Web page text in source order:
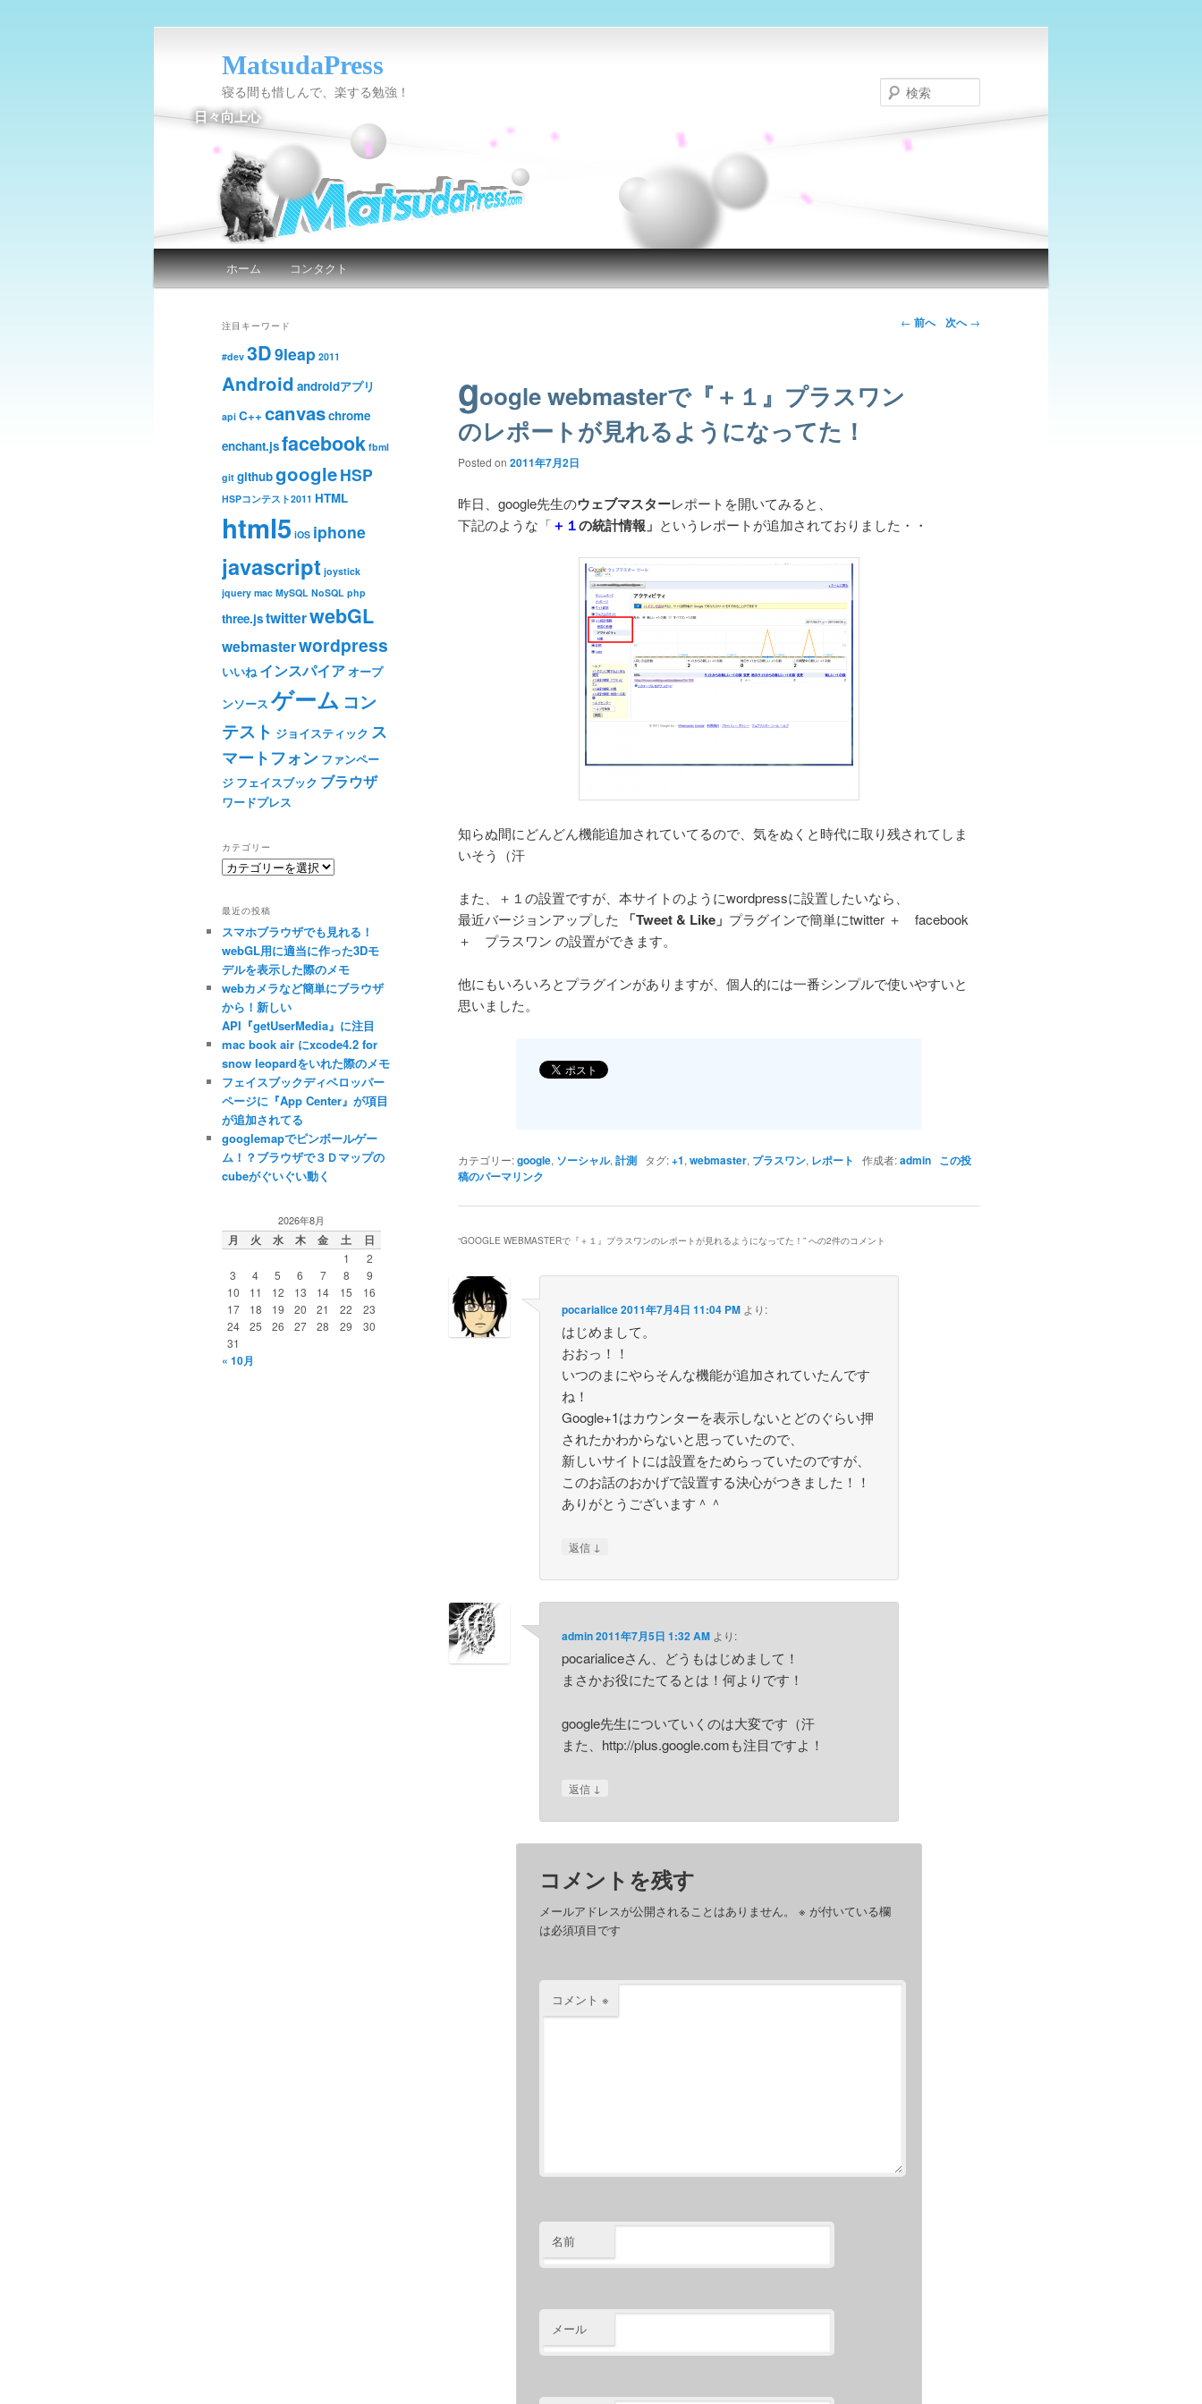
MatsudaPress
寝る間も惜しんで、楽する勉強！
日々向上心
メインメニュー
メインコンテンツへ移動
サブコンテンツへ移動
ホーム コンタクト
← 前へ 次へ→
google webmasterで『＋１』プラスワン
のレポートが見れるようになってた！
Posted on 2011年7月2日
昨日、google先生のウェブマスターレポートを開いてみると、
下記のような「＋１の統計情報」 というレポートが追加されておりました・・
知らぬ間にどんどん機能追加されていてるので、気をぬくと時代に取り残されてしま
いそう（汗
また、＋１の設置ですが、本サイトのようにwordpressに設置したいなら、
最近バージョンアップした
「Tweet & Like」 プラグインで簡単にtwitter ＋ facebook
＋ プラスワン の設置ができます。
他にもいろいろとプラグインがありますが、個人的には一番シンプルで使いやすいと
思いました。
カテゴリー:google, ソーシャル, 計測 タグ:+1, webmaster, プラスワン, レポート 作成者:admin この投
稿のパーマリンク
“GOOGLE WEBMASTERで『＋１』プラスワンのレポートが見れるようになってた！ ” への2件のコメント
pocarialice2011年7月4日 11:04 PM より:
はじめまして。
おおっ！！
いつのまにやらそんな機能が追加されていたんです
ね！
Google+1はカウンターを表示しないとどのぐらい押
されたかわからないと思っていたので、
新しいサイトには設置をためらっていたのですが、
このお話のおかげで設置する決心がつきました！！
ありがとうございます＾＾
返信 ↓
admin2011年7月5日 1:32 AM より:
pocarialiceさん、どうもはじめまして！
まさかお役にたてるとは！何よりです！
google先生についていくのは大変です（汗
また、http://plus.google.comも注目ですよ！
返信 ↓
コメントを残す
メールアドレスが公開されることはありません。 ※ が付いている欄
は必須項目です
コメント ※
名前
メール
注目キーワード
#dev 3D9leap 2011
Android androidアプリ
api C++ canvaschrome
enchant.jsfacebook fbml
git githubgoogleHSP
HSPコンテスト2011 HTML
html5 iOS iphone
javascript joystick
jquery mac MySQL NoSQL php
three.jstwitterwebGL
webmasterwordpress
いいね インスパイアオープ
ンソース ゲーム コン
テスト ジョイスティック ス
マートフォン ファンペー
ジ フェイスブック ブラウザ
ワードプレス
カテゴリー
カ
リ
ー
最近の投稿
スマホブラウザでも見れる！
webGL用に適当に作った3Dモ
デルを表示した際のメモ
webカメラなど簡単にブラウザ
から！新しい
API『getUserMedia』に注目
mac book air にxcode4.2 for
snow leopardをいれた際のメモ
フェイスブックディベロッパー
ページに『App Center』が項目
が追加されてる
googlemapでピンボールゲー
ム！？ブラウザで３Ｄマップの
cubeがぐいぐい動く
2026年8月
月 火 水 木 金 土 日
1
2
3
4 5 6 7 8
9
10
11 12 13 14 15
16
17
18 19 20 21 22
23
24
25 26 27 28 29
30
31
« 10月